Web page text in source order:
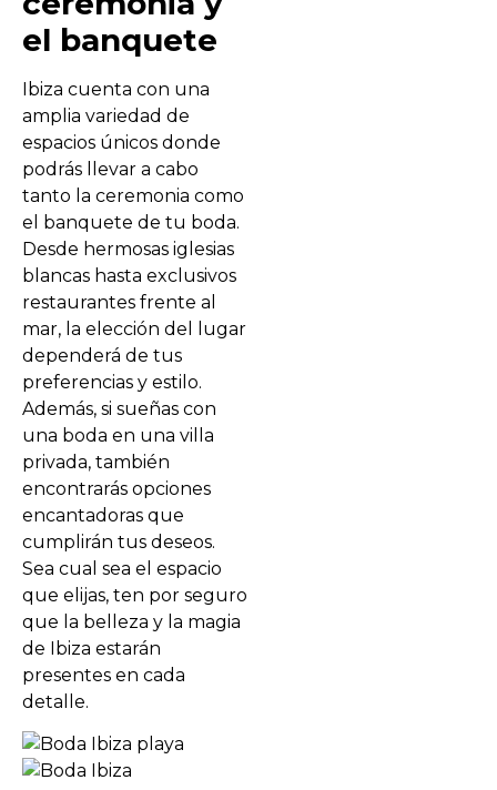
el banquete
Ibiza cuenta con una
amplia variedad de
espacios únicos donde
podrás llevar a cabo
tanto la ceremonia como
el banquete de tu boda.
Desde hermosas iglesias
blancas hasta exclusivos
restaurantes frente al
mar, la elección del lugar
dependerá de tus
preferencias y estilo.
Además, si sueñas con
una boda en una villa
privada, también
encontrarás opciones
encantadoras que
cumplirán tus deseos.
Sea cual sea el espacio
que elijas, ten por seguro
que la belleza y la magia
de Ibiza estarán
presentes en cada
detalle.